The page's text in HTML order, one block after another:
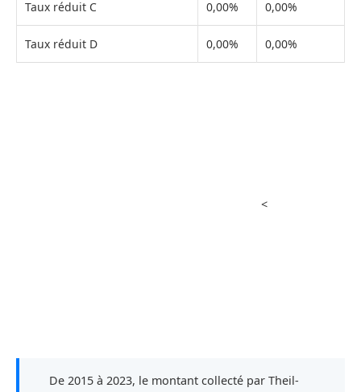
Taux réduit C 0,00% 0,00%
Taux réduit D 0,00% 0,00%
<
De 2015 à 2023, le montant collecté par Theil-